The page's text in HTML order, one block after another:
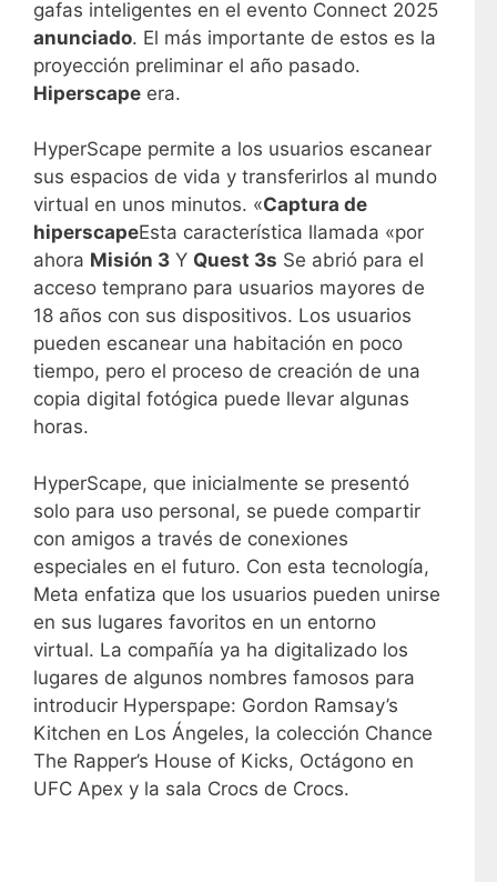
gafas inteligentes en el evento Connect 2025
anunciado. El más importante de estos es la
proyección preliminar el año pasado.
Hiperscape era.
HyperScape permite a los usuarios escanear
sus espacios de vida y transferirlos al mundo
virtual en unos minutos. «Captura de
hiperscapeEsta característica llamada «por
ahora Misión 3 Y Quest 3s Se abrió para el
acceso temprano para usuarios mayores de
18 años con sus dispositivos. Los usuarios
pueden escanear una habitación en poco
tiempo, pero el proceso de creación de una
copia digital fotógica puede llevar algunas
horas.
HyperScape, que inicialmente se presentó
solo para uso personal, se puede compartir
con amigos a través de conexiones
especiales en el futuro. Con esta tecnología,
Meta enfatiza que los usuarios pueden unirse
en sus lugares favoritos en un entorno
virtual. La compañía ya ha digitalizado los
lugares de algunos nombres famosos para
introducir Hyperspape: Gordon Ramsay’s
Kitchen en Los Ángeles, la colección Chance
The Rapper’s House of Kicks, Octágono en
UFC Apex y la sala Crocs de Crocs.